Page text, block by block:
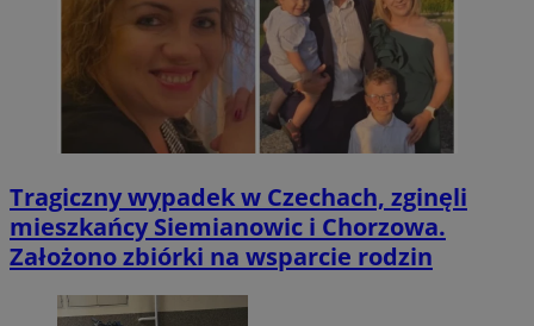
Tragiczny wypadek w Czechach, zginęli
mieszkańcy Siemianowic i Chorzowa.
Założono zbiórki na wsparcie rodzin